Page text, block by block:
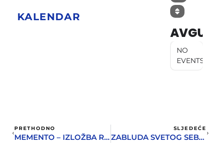
KALENDAR
AVGUST
NO
EVENTS
PRETHODNO
MEMENTO – IZLOŽBA RADOVA NASTALIH NA SLIKARSKOJ KOLONIJI U INSTITUTU IGALO
SLJEDEĆE
ZABLUDA SVETOG SEBASTIJANA – ROMAN U KOJEM SE SVAKO MOŽE PRONAĆI